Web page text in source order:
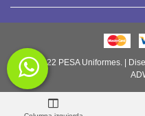
© 2022 PESA Uniformes. |